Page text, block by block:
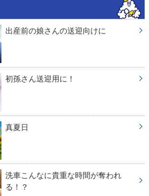
出産前の娘さんの送迎向けに
初孫さん送迎用に！
真夏日
洗車こんなに貴重な時間が奪われ
る！？